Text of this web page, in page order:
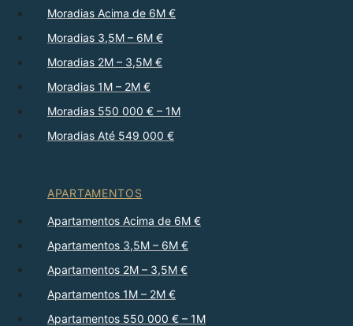
Moradias Acima de 6M €
Moradias 3,5M – 6M €
Moradias 2M – 3,5M €
Moradias 1M – 2M €
Moradias 550 000 € – 1M
Moradias Até 549 000 €
APARTAMENTOS
Apartamentos Acima de 6M €
Apartamentos 3,5M – 6M €
Apartamentos 2M – 3,5M €
Apartamentos 1M – 2M €
Apartamentos 550 000 € – 1M